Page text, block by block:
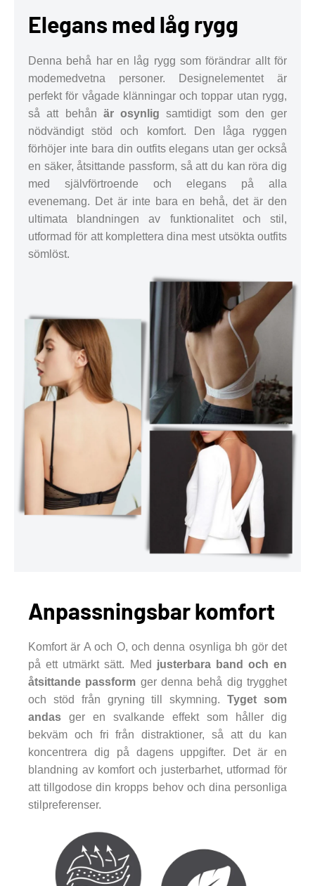
Elegans med låg rygg
Denna behå har en låg rygg som förändrar allt för
modemedvetna personer. Designelementet är
perfekt för vågade klänningar och toppar utan rygg,
så att behån är osynlig samtidigt som den ger
nödvändigt stöd och komfort. Den låga ryggen
förhöjer inte bara din outfits elegans utan ger också
en säker, åtsittande passform, så att du kan röra dig
med självförtroende och elegans på alla
evenemang. Det är inte bara en behå, det är den
ultimata blandningen av funktionalitet och stil,
utformad för att komplettera dina mest utsökta outfits
sömlöst.
Anpassningsbar komfort
Komfort är A och O, och denna osynliga bh gör det
på ett utmärkt sätt. Med justerbara band och en
åtsittande passform ger denna behå dig trygghet
och stöd från gryning till skymning.Tyget som
andas ger en svalkande effekt som håller dig
bekväm och fri från distraktioner, så att du kan
koncentrera dig på dagens uppgifter. Det är en
blandning av komfort och justerbarhet, utformad för
att tillgodose din kropps behov och dina personliga
stilpreferenser.